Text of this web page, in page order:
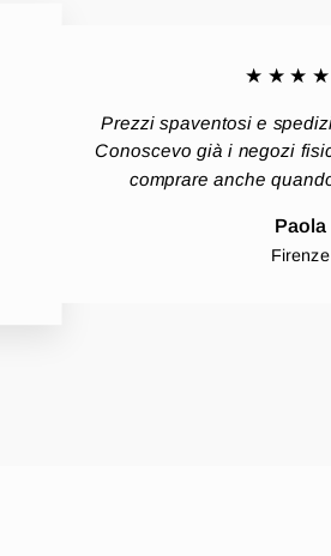
Prezzi spaventosi e
Conoscevo già i negozi
comprare anche
Paola
Firenze